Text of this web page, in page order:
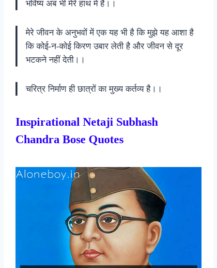
भविष्य अब भी मेरे हाथ में है।।
मेरे जीवन के अनुभवों में एक यह भी है कि मुझे यह आशा है
कि कोई-न-कोई किरण उबार लेती है और जीवन से दूर
भटकने नहीं देती।।
चरित्र निर्माण ही छात्रों का मुख्य कर्तव्य है।।
Inspirational Netaji Subhash
Chandra Bose Quotes